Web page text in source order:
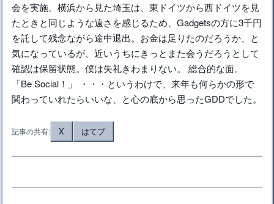
会を実施。横浜から見た埼玉は、東ドイツから西ドイツを見
たときと同じような遠さを感じるため、Gadgetsの方に3千円
を託して残念ながら途中退出。お金は足りたのだろうか、と
気になっているが、近いうちにきっとまた会うだろうとして
確認は保留状態。僕は失礼きわまりない。 総合的な面。
「Be Social！」 ・・・というわけで、来年も何らかの形で
関わっていれたらいいな、と心の底から思ったGDDでした。
記事の共有: X はてブ